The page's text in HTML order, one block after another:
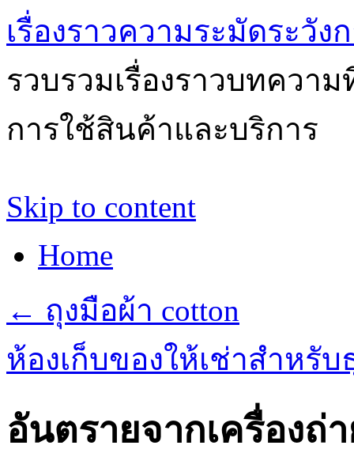
เรื่องราวความระมัดระวัง
รวบรวมเรื่องราวบทควา
การใช้สินค้าและบริการ
Skip to content
Home
← ถุงมือผ้า cotton
ห้องเก็บของให้เช่าสำหรั
อันตรายจากเครื่องถ่